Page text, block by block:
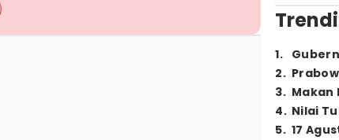
1.
2.
3. Makan
4. Nilai
5. 17